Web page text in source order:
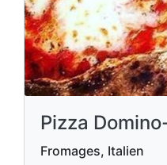
Pizza
Fromages, Italien